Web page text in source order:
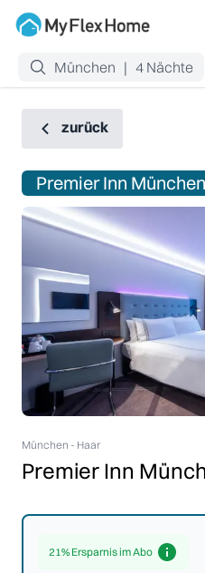
München | 4 Nächte
zurück
Premier Inn
München - Haar
Premier Inn
21% Ersparnis im Abo